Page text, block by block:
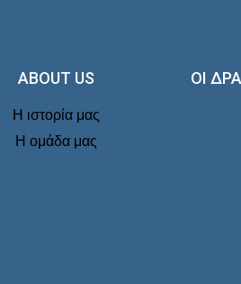
ABOUT US
Η ιστορία μας
Η ομάδα μας
ΟΙ